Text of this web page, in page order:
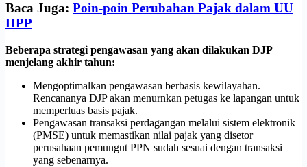
Baca Juga: Poin-poin Perubahan Pajak dalam UU
HPP
Beberapa strategi pengawasan yang akan dilakukan DJP
menjelang akhir tahun:
Mengoptimalkan pengawasan berbasis kewilayahan.
Rencananya DJP akan menurnkan petugas ke lapangan untuk
memperluas basis pajak.
Pengawasan transaksi perdagangan melalui sistem elektronik
(PMSE) untuk memastikan nilai pajak yang disetor
perusahaan pemungut PPN sudah sesuai dengan transaksi
yang sebenarnya.